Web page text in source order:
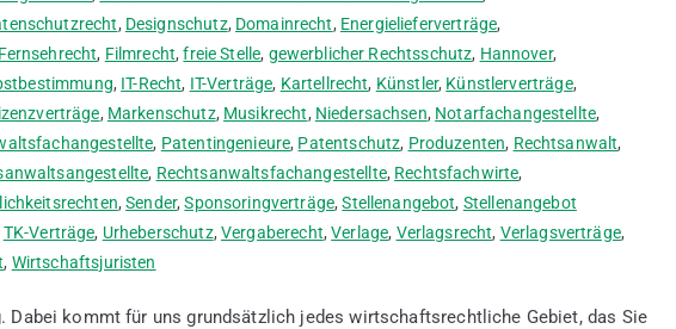
, Designschutz, Domainrecht, Energielieferverträge,
Fernsehrecht, Filmrecht,freie Stelle, gewerblicher Rechtsschutz, Hannover,
, IT-Recht, IT-Verträge, Kartellrecht, Künstler, Künstlerverträge,
, Markenschutz, Musikrecht, Niedersachsen, Notarfachangestellte,
, Patentingenieure, Patentschutz, Produzenten, Rechtsanwalt,
, Rechtsanwaltsfachangestellte, Rechtsfachwirte,
,Sender,Sponsoringverträge,Stellenangebot, Stellenangebot
TK-Verträge, Urheberschutz, Vergaberecht,Verlage, Verlagsrecht, Verlagsverträge,
, Wirtschaftsjuristen
Dabei kommt für uns grundsätzlich jedes wirtschaftsrechtliche Gebiet, das Sie